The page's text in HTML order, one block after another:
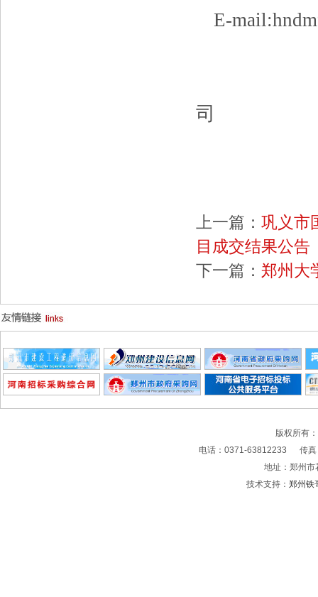
E-
司
上一篇： 巩义市
目成交结果公告
下一篇： 郑州大
版权所有
电话：0371-63812233 传
地址：郑州
技术支持： 郑州铁